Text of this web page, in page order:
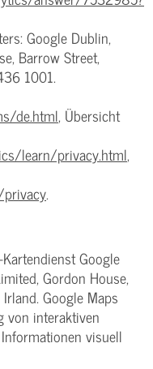
Google Dublin,
Barrow Street,
1001.
de.html, Übersicht
learn/privacy.html,
.
Google
Gordon House,
Google Maps
von interaktiven
visuell